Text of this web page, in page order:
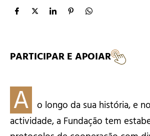
A
o longo da sua história, e
actividade, a Fundação tem
PARTICIPAR E APOIAR